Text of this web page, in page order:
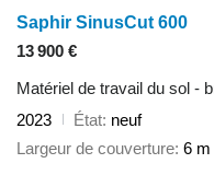
Saphir SinusCut 600
13 900 €
Matériel de travail du sol -
2023
État neuf
Largeur de couverture 6 m